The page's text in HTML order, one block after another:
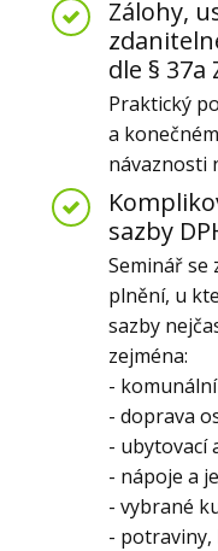
Zálohy,
dle § 37a
Praktický
a
návaznosti
sazby
Seminář se
plnění, u
sazby
zejména:
-
- doprava
- ubytovací
- nápoje a
- vybrané
- potraviny,